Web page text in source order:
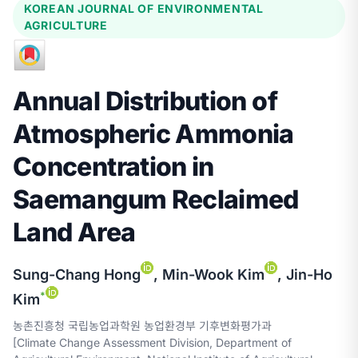
KOREAN JOURNAL OF ENVIRONMENTAL
AGRICULTURE
Annual Distribution of
Atmospheric Ammonia
Concentration in
Saemangum Reclaimed
Land Area
Sung-Chang Hong , Min-Wook Kim
, Jin-Ho
Kim*
농촌진흥청 국립농업과학원 농업환경부 기후변화평가과
[Climate Change Assessment Division, Department of